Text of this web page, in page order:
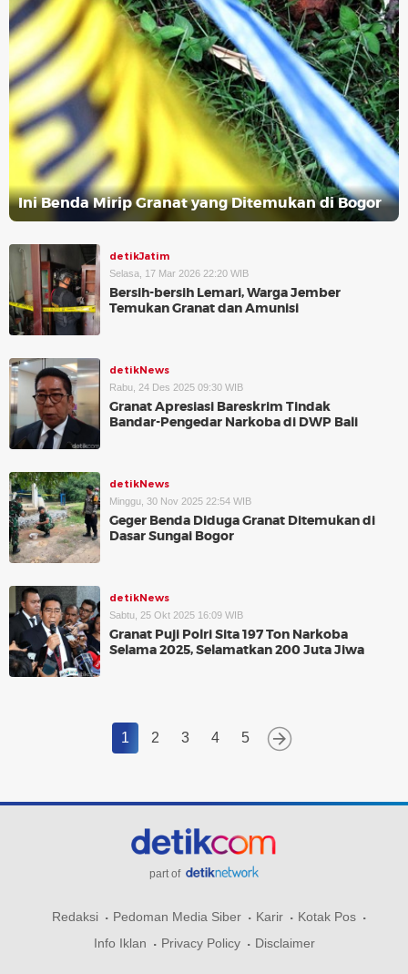
Ini Benda Mirip Granat yang Ditemukan di Bogor
detikJatim
Selasa, 17 Mar 2026 22:20 WIB
Bersih-bersih Lemari, Warga Jember
Temukan Granat dan Amunisi
detikNews
Rabu, 24 Des 2025 09:30 WIB
Granat Apresiasi Bareskrim Tindak
Bandar-Pengedar Narkoba di DWP Bali
detikNews
Minggu, 30 Nov 2025 22:54 WIB
Geger Benda Diduga Granat Ditemukan di
Dasar Sungai Bogor
detikNews
Sabtu, 25 Okt 2025 16:09 WIB
Granat Puji Polri Sita 197 Ton Narkoba
Selama 2025, Selamatkan 200 Juta Jiwa
1 2 3 4 5
part of
Redaksi Pedoman Media Siber Karir
Kotak Pos
Info Iklan
Privacy Policy Disclaimer